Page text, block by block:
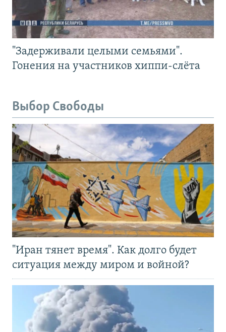
"Задерживали целыми семьями".
Гонения на участников хиппи-слёта
Выбор Свободы
"Иран тянет время". Как долго будет
ситуация между миром и войной?